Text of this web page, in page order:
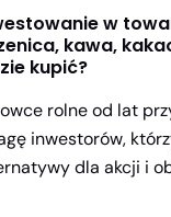
w
kawa,
kupić?
rolne od lat
inwestorów,
dla akcji i